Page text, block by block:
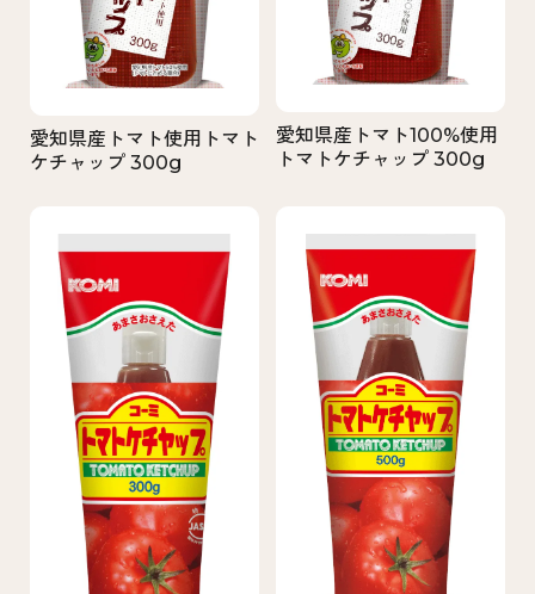
愛知県産トマト使用トマト
ケチャップ 300g
愛知県産トマト100%使用
トマトケチャップ 300g